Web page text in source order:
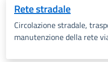
Rete stradale
Circolazione stradale,
manutenzione della rete